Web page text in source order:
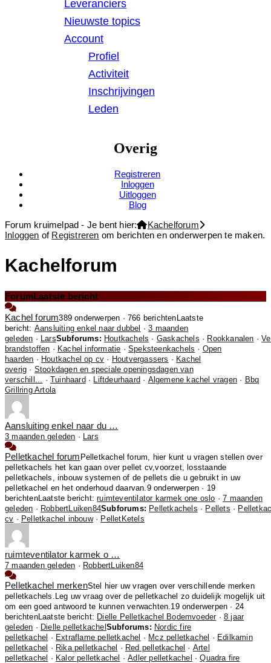
Leveranciers
Nieuwste topics
Account
Profiel
Activiteit
Inschrijvingen
Leden
Overig
Registreren
Inloggen
Uitloggen
Blog
Forum kruimelpad - Je bent hier:
Kachelforum
Inloggen of Registreren om berichten en onderwerpen te maken.
Kachelforum
ForumLaatste bericht
Kachel forum389 onderwerpen · 766 berichten Laatste
bericht: Aansluiting enkel naar dubbel ·3 maanden
geleden · LarsSubforums: Houtkachels · Gaskachels · Rookkanalen ·
brandstoffen · Kachel informatie ·Speksteenkachels · Open
haarden · Houtkachel op cv · Houtvergassers · Kachel
overig · Stookdagen en speciale openingsdagen van
verschill...
·Tuinhaard · Liftdeurhaard · Algemene kachel vragen · Bbq
Grillring Artola
Aansluiting enkel naar du …
3 maanden geleden · Lars
Pelletkachel forum Pelletkachel forum, hier kunt u vragen stellen over
pelletkachels het kan gaan over pellet cv,voorzet, losstaande
pelletkachels, inbouw systemen of de pellets die u gebruikt in uw
pelletkachel en het onderhoud daarvan. 9 onderwerpen · 19
berichtenLaatste bericht:ruimteventilator karmek one oslo ·7 maanden
geleden · RobbertLuiken84Subforums: Pelletkachels · Pellets ·
cv · Pelletkachel inbouw· PelletKetels
ruimteventilator karmek o …
7 maanden geleden · RobbertLuiken84
Pelletkachel merkenStel hier uw vragen over verschillende merken
pelletkachels.Leg uw vraag over de pelletkachel zo duidelijk mogelijk uit
om een goed antwoord te kunnen verwachten. 19 onderwerpen · 24
berichtenLaatste bericht: Dielle Pelletkachel Bodemvoeder·8 jaar
geleden · Dielle pelletkachel Subforums: Nordic fire
pelletkachel
· Extraflame pelletkachel · Mcz pelletkachel · Edilkamin
pelletkachel
· Rika pelletkachel · Red pelletkachel · Artel
pelletkachel
· Kalor pelletkachel ·Adler pelletkachel ·Quadra fire